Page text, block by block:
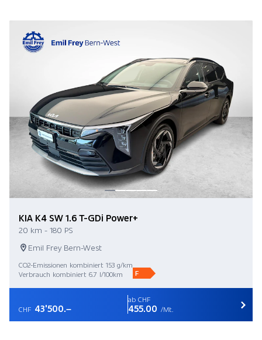
KIA K4 SW 1.6 T-GDi Power+
20 km - 180 PS
Emil Frey Bern-West
CO2-Emissionen kombiniert 153 g/km
Verbrauch kombiniert 6.7 l/100km
F
CHF 43'500.–
ab CHF
455.00 /Mt.